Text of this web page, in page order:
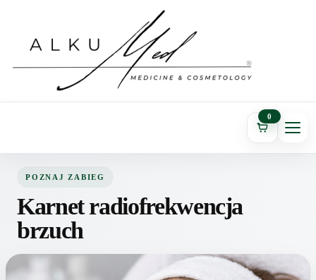
0
POZNAJ ZABIEG
Karnet radiofrekwencja
brzuch